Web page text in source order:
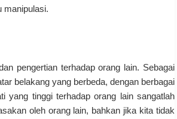
manipulasi.
pengertian terhadap orang lain. Sebagai
belakang yang berbeda, dengan berbagai
yang tinggi terhadap orang lain sangatlah
oleh orang lain, bahkan jika kita tidak